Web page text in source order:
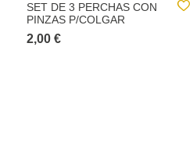
SET DE 3 PERCHAS CON
PINZAS P/COLGAR
2,00 €